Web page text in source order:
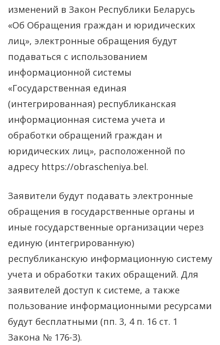
обращений.
изменений в Закон Республики Беларусь
«Об Обращения граждан и юридических
лиц», электронные обращения будут
подаваться с использованием
информационной системы
«Государственная единая
(интегрированная) республиканская
информационная система учета и
обработки обращений граждан и
юридических лиц», расположенной по
адресу https://obrascheniya.bel.
Заявители будут подавать электронные
обращения в государственные органы и
иные государственные организации через
единую (интегрированную)
республиканскую информационную систему
учета и обработки таких обращений. Для
заявителей доступ к системе, а также
пользование информационными ресурсами
будут бесплатными (пп. 3, 4 п. 16 ст. 1
Закона № 176-З).